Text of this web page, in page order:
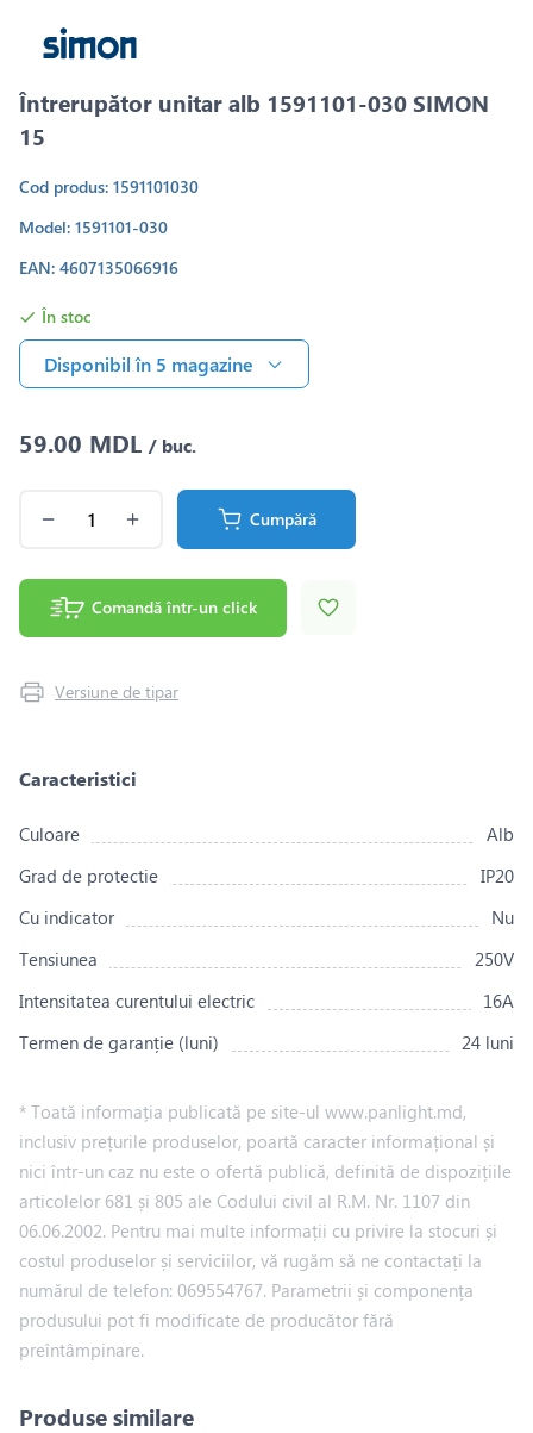
Întrerupător unitar alb 1591101-030 SIMON
15
Cod produs: 1591101030
Model: 1591101-030
EAN: 4607135066916
În stoc
Disponibil în 5 magazine
59.00 MDL / buc.
Cumpără
Comandă într-un click
Versiune de tipar
Caracteristici
Culoare
Alb
Grad de protectie
IP20
Сu indicator
Nu
Tensiunea
250V
Intensitatea curentului electric
16A
Termen de garanție (luni)
24 luni
* Toată informația publicată pe site-ul www.panlight.md,
inclusiv prețurile produselor, poartă caracter informațional și
nici într-un caz nu este o ofertă publică, definită de dispozițiile
articolelor 681 și 805 ale Codului civil al R.M. Nr. 1107 din
06.06.2002. Pentru mai multe informații cu privire la stocuri și
costul produselor și serviciilor, vă rugăm să ne contactați la
numărul de telefon: 069554767. Parametrii și componența
produsului pot fi modificate de producător fără
preîntâmpinare.
Produse similare